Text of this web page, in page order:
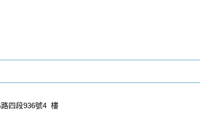
四段936號4 樓